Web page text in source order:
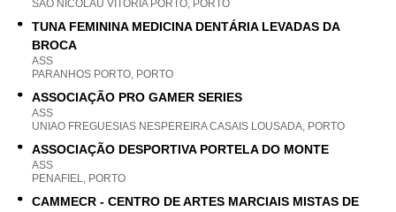
SAO NICOLAU VITORIA PORTO, PORTO
TUNA FEMININA MEDICINA DENTÁRIA LEVADAS DA
BROCA
ASS
PARANHOS PORTO, PORTO
ASSOCIAÇÃO PRO GAMER SERIES
ASS
UNIAO FREGUESIAS NESPEREIRA CASAIS LOUSADA, PORTO
ASSOCIAÇÃO DESPORTIVA PORTELA DO MONTE
ASS
PENAFIEL, PORTO
CAMMECR - CENTRO DE ARTES MARCIAIS MISTAS DE